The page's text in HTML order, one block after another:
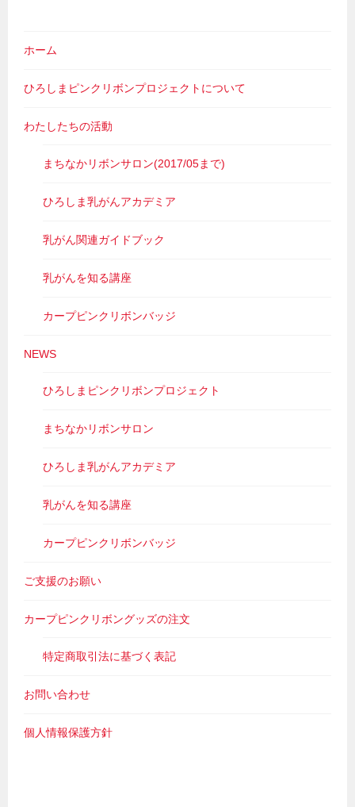
ホーム
ひろしまピンクリボンプロジェクトについて
わたしたちの活動
まちなかリボンサロン(2017/05まで)
ひろしま乳がんアカデミア
乳がん関連ガイドブック
乳がんを知る講座
カープピンクリボンバッジ
NEWS
ひろしまピンクリボンプロジェクト
まちなかリボンサロン
ひろしま乳がんアカデミア
乳がんを知る講座
カープピンクリボンバッジ
ご支援のお願い
カープピンクリボングッズの注文
特定商取引法に基づく表記
お問い合わせ
個人情報保護方針